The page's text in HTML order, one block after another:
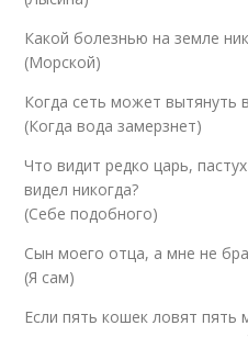
Какой болезнью на земле
(Морской)
Когда сеть может вытянуть
(Когда вода замерзнет)
Что видит редко царь,
видел никогда?
(Себе подобного)
Сын моего отца, а мне не
(Я сам)
Если пять кошек ловят